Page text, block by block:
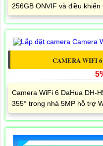
256GB ONVIF và điều
CAMERA WIFI
Camera WiFi 6 DaHua DH-
355° trong nhà 5MP hỗ trợ